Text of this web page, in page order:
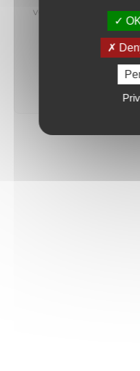
vous préviendrons
votre